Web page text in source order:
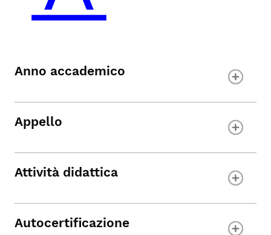
Anno accademico
Appello
Attività didattica
Autocertificazione